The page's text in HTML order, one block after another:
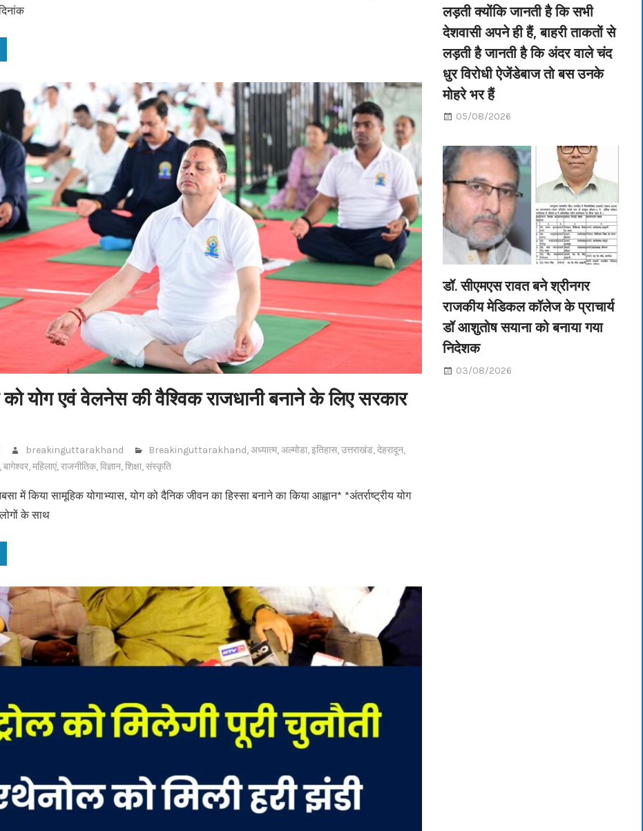
योग एवं वेलनेस की वैश्विक राजधानी बनाने के लिए सरकार
breakinguttarakhand Breakinguttarakhand,अध्यात्म,अल्मोडा,इतिहास,उत्तराखंड,देहरादून,
,बागेश्वर,महिलाएं,राजनीतिक,विज्ञान,शिक्षा,संस्कृति
में किया सामूहिक योगाभ्यास, योग को दैनिक जीवन का हिस्सा बनाने का किया आह्वान* *अंतर्राष्ट्रीय योग
के साथ
लड़ती क्योंकि जानती है कि सभी
देशवासी अपने ही हैं, बाहरी ताकतों से
लड़ती है जानती है कि अंदर वाले चंद
धुर विरोधी ऐजेंडेबाज तो बस उनके
मोहरे भर हैं
05/08/2026
डॉ. सीएमएस रावत बने श्रीनगर
राजकीय मेडिकल कॉलेज के प्राचार्य
डॉ आशुतोष सयाना को बनाया गया
निदेशक
03/08/2026